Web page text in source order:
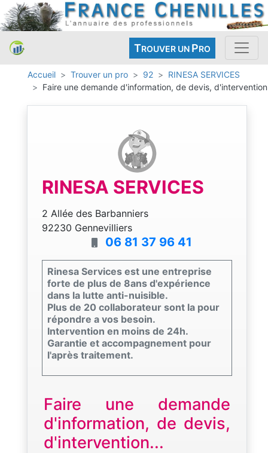
TROUVER UN PRO
Accueil Trouver un pro 92
RINESA SERVICES
Faire une demande d'information, de devis, d'intervention
RINESA SERVICES
2 Allée des Barbanniers
92230 Gennevilliers
06 81 37 96 41
Rinesa Services est une entreprise
forte de plus de 8ans d'expérience
dans la lutte anti-nuisible.
Plus de 20 collaborateur sont la pour
répondre a vos besoin.
Intervention en moins de 24h.
Garantie et accompagnement pour
l'après traitement.
Faire une demande
d'information, de devis,
d'intervention...